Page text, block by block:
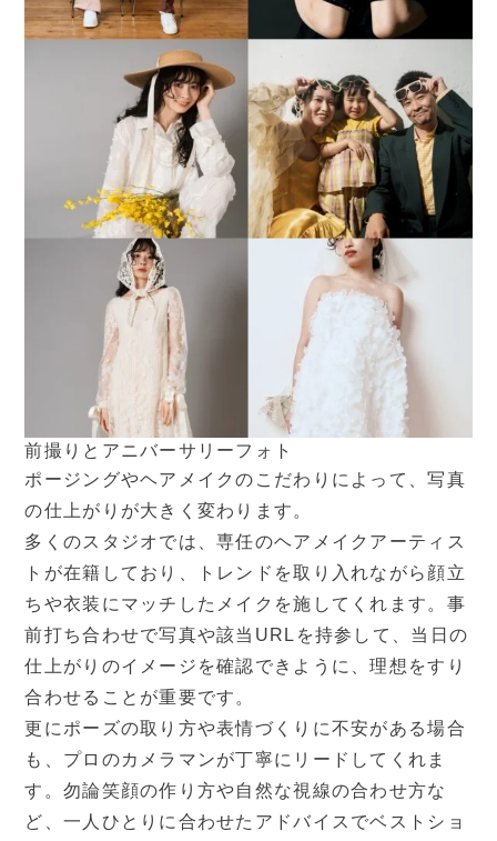
前撮りとアニバーサリーフォト
ポージングやヘアメイクのこだわりによって、写真
の仕上がりが大きく変わります。
多くのスタジオでは、専任のヘアメイクアーティス
トが在籍しており、トレンドを取り入れながら顔立
ちや衣装にマッチしたメイクを施してくれます。事
前打ち合わせで写真や該当URLを持参して、当日の
仕上がりのイメージを確認できように、理想をすり
合わせることが重要です。
更にポーズの取り方や表情づくりに不安がある場合
も、プロのカメラマンが丁寧にリードしてくれま
す。勿論笑顔の作り方や自然な視線の合わせ方な
ど、一人ひとりに合わせたアドバイスでベストショ